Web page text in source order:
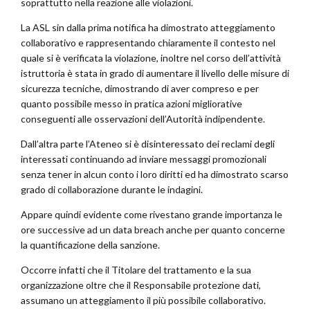
soprattutto nella reazione alle violazioni.
La ASL sin dalla prima notifica ha dimostrato atteggiamento
collaborativo e rappresentando chiaramente il contesto nel
quale si è verificata la violazione, inoltre nel corso dell’attività
istruttoria è stata in grado di aumentare il livello delle misure di
sicurezza tecniche, dimostrando di aver compreso e per
quanto possibile messo in pratica azioni migliorative
conseguenti alle osservazioni dell’Autorità indipendente.
Dall’altra parte l’Ateneo si è disinteressato dei reclami degli
interessati continuando ad inviare messaggi promozionali
senza tener in alcun conto i loro diritti ed ha dimostrato scarso
grado di collaborazione durante le indagini.
Appare quindi evidente come rivestano grande importanza le
ore successive ad un data breach anche per quanto concerne
la quantificazione della sanzione.
Occorre infatti che il Titolare del trattamento e la sua
organizzazione oltre che il Responsabile protezione dati,
assumano un atteggiamento il più possibile collaborativo.